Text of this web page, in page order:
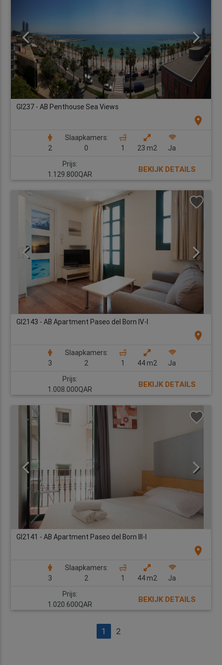
GI237 - AB Penthouse Sea Views
location_on
2
Slaapkamers:
0
1 23 m2
Ja
Prijs:
1.129.800QAR
BEKIJK DETAILS
GI2143 - AB Apartment Paseo del Born IV-I
location_on
3
Slaapkamers:
2
1 44 m2
Ja
Prijs:
1.008.000QAR
BEKIJK DETAILS
GI2141 - AB Apartment Paseo del Born III-I
location_on
3
Slaapkamers:
2
1 44 m2
Ja
Prijs:
1.020.600QAR
BEKIJK DETAILS
1 2